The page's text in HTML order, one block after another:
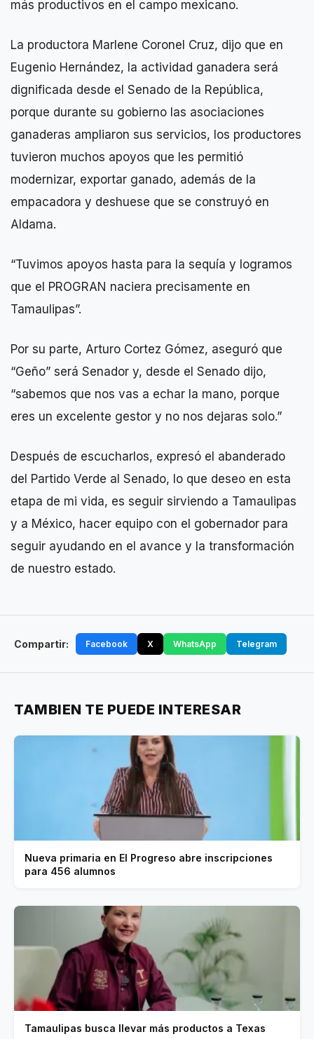
más productivos en el campo mexicano.
La productora Marlene Coronel Cruz, dijo que en
Eugenio Hernández, la actividad ganadera será
dignificada desde el Senado de la República,
porque durante su gobierno las asociaciones
ganaderas ampliaron sus servicios, los productores
tuvieron muchos apoyos que les permitió
modernizar, exportar ganado, además de la
empacadora y deshuese que se construyó en
Aldama.
“Tuvimos apoyos hasta para la sequía y logramos
que el PROGRAN naciera precisamente en
Tamaulipas”.
Por su parte, Arturo Cortez Gómez, aseguró que
“Geño” será Senador y, desde el Senado dijo,
“sabemos que nos vas a echar la mano, porque
eres un excelente gestor y no nos dejaras solo.”
Después de escucharlos, expresó el abanderado
del Partido Verde al Senado, lo que deseo en esta
etapa de mi vida, es seguir sirviendo a Tamaulipas
y a México, hacer equipo con el gobernador para
seguir ayudando en el avance y la transformación
de nuestro estado.
Compartir: Facebook X WhatsApp Telegram
TAMBIEN TE PUEDE INTERESAR
Nueva primaria en El Progreso abre inscripciones
para 456 alumnos
Tamaulipas busca llevar más productos a Texas